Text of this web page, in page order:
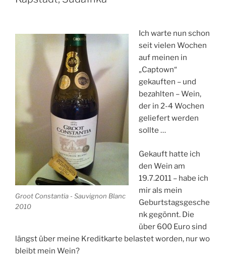
Groot Constantia - Sauvignon Blanc
2010
Ich warte nun schon
seit vielen Wochen
auf meinen in
„Captown“
gekauften – und
bezahlten – Wein,
der in 2-4 Wochen
geliefert werden
sollte …
Gekauft hatte ich
den Wein am
19.7.2011 – habe ich
mir als mein
Geburtstagsgesche
nk gegönnt. Die
über 600 Euro sind
längst über meine Kreditkarte belastet worden, nur wo
bleibt mein Wein?